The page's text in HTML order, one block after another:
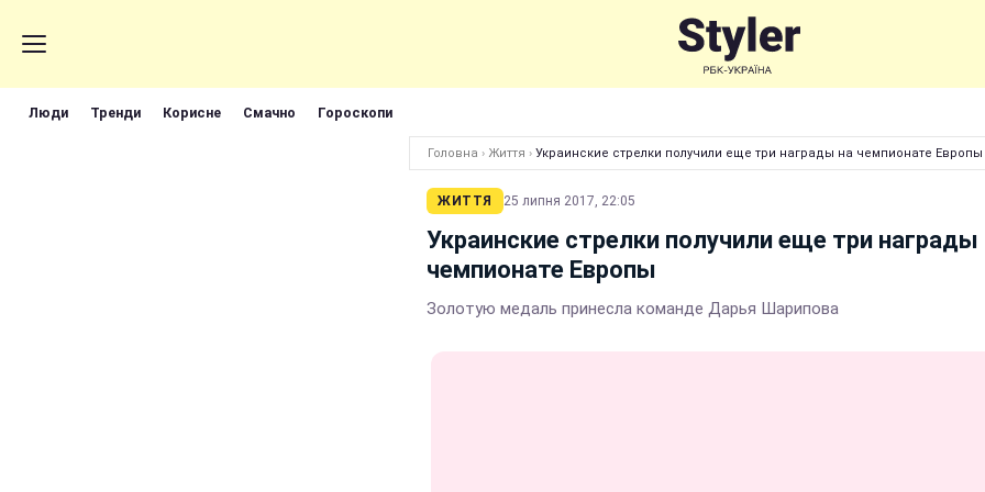
Люди Тренди Корисне Смачно Гороскопи
Головна › Життя › Украинские стрелки получили еще три награды на чемпионате Европы
ЖИТТЯ 25 липня 2017, 22:05
Украинские стрелки получили еще три награды
чемпионате Европы
Золотую медаль принесла команде Дарья Шарипова